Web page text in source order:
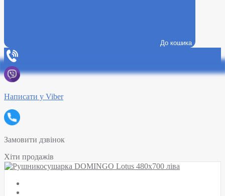
До кошика
Написати у Viber
Замовити дзвінок
Хіти продажів